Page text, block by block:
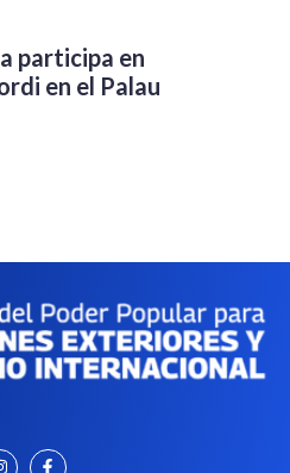
participa en
en el Palau